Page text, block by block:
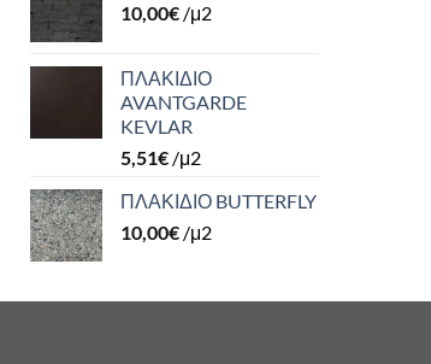
10,00€ /μ2
ΠΛΑΚΙΔΙΟ
AVANTGARDE
KEVLAR
5,51€ /μ2
ΠΛΑΚΙΔΙΟ BUTTERFLY
10,00€ /μ2